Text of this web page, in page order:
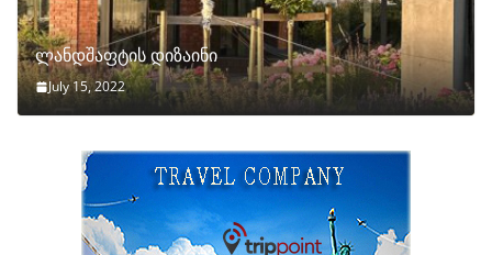
ლანდშაფტის დიზაინი
July 15, 2022